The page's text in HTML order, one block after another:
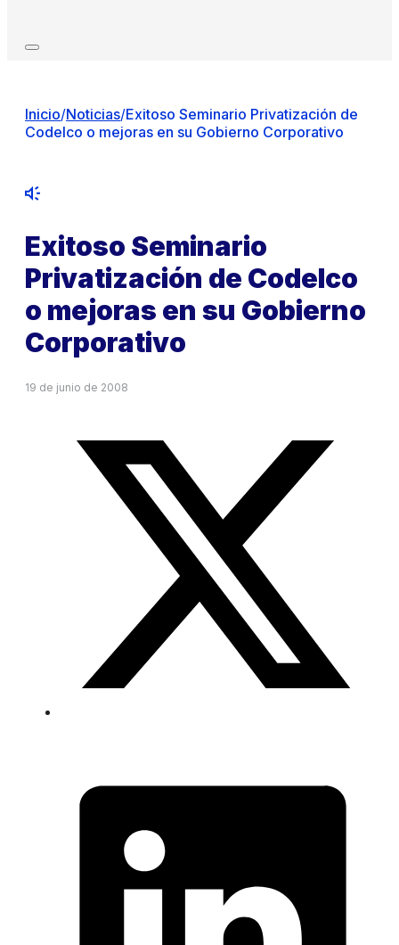
Inicio/Noticias/Exitoso Seminario Privatización de
Codelco o mejoras en su Gobierno Corporativo
Exitoso Seminario
Privatización de Codelco
o mejoras en su Gobierno
Corporativo
19 de junio de 2008